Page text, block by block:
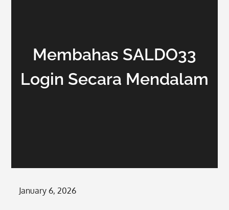
Membahas SALDO33
Login Secara Mendalam
Posted
January 6, 2026